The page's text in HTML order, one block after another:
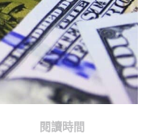
閱讀時間